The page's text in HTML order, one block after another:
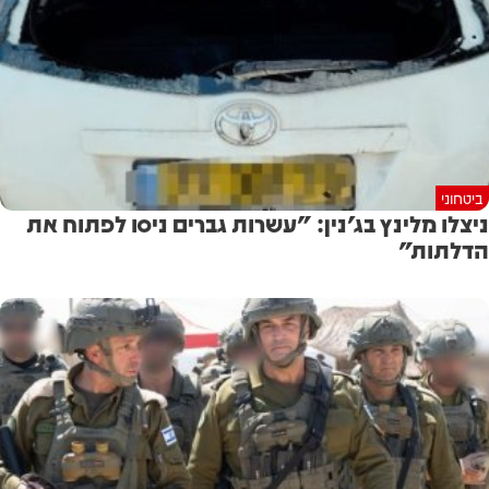
ביטחוני
ניצלו מלינץ בג'נין: "עשרות גברים ניסו לפתוח את
הדלתות"